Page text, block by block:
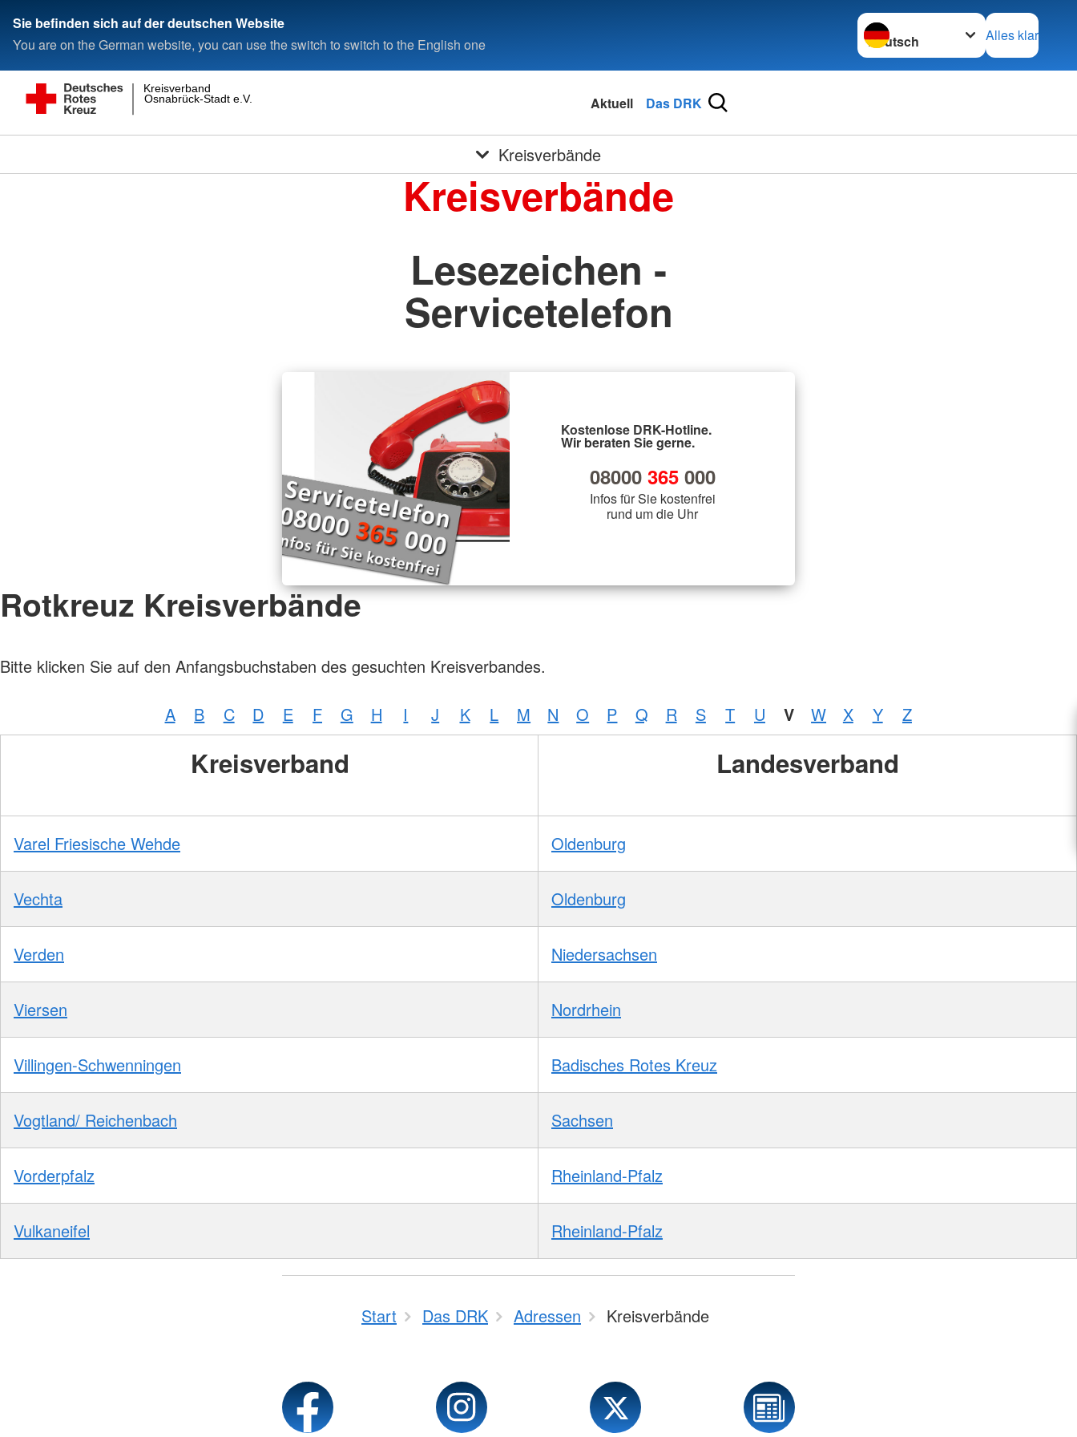
Sie befinden sich auf der deutschen Website
You are on the German website, you can use the switch to switch to the English one
Sprache wechseln zu
Alles klar
Osnabrück-Stadt e.V.
Kreisverband
Aktuell Das DRK
Kreisverbände
Kreisverbände
Lesezeichen -
Servicetelefon
Kostenlose DRK-Hotline.
Wir beraten Sie gerne.
08000 365000
Infos für Sie kostenfrei
rund um die Uhr
Rotkreuz Kreisverbände
Bitte klicken Sie auf den Anfangsbuchstaben des gesuchten Kreisverbandes.
A B C D E F G H I J K L M N O P Q R S T U V W X Y Z
Kreisverband Landesverband
Varel Friesische Wehde Oldenburg
Vechta Oldenburg
Verden Niedersachsen
Viersen Nordrhein
Villingen-Schwenningen Badisches Rotes Kreuz
Vogtland/ Reichenbach Sachsen
Vorderpfalz Rheinland-Pfalz
Vulkaneifel Rheinland-Pfalz
Start Das DRK Adressen Kreisverbände